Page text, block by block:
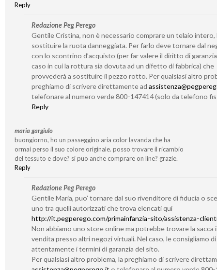
Reply
Redazione Peg Perego
Gentile Cristina, non è necessario comprare un telaio intero,
sostituire la ruota danneggiata. Per farlo deve tornare dal
con lo scontrino d’acquisto (per far valere il diritto di
caso in cui la rottura sia dovuta ad un difetto di fabbrica) che
provvederà a sostituire il pezzo rotto. Per qualsiasi altro
preghiamo di scrivere direttamente ad
telefonare al numero verde 800-147414 (solo da telefono
Reply
maria gargiulo
buongiorno, ho un passeggino aria color lavanda che ha
ormai perso il suo colore originale. posso trovare il ricambio
del tessuto e dove? si puo anche comprare on line? grazie.
Reply
Redazione Peg Perego
Gentile Maria, puo’ tornare dal suo rivenditore di fiducia o
uno tra quelli autorizzati che trova elencati qui
http://it.pegperego.com/primainfanzia-sito/assistenza-
Non abbiamo uno store online ma potrebbe trovare la sacca
vendita presso altri negozi virtuali. Nel caso, le consigliamo
attentamente i termini di garanzia del sito.
Per qualsiasi altro problema, la preghiamo di scrivere